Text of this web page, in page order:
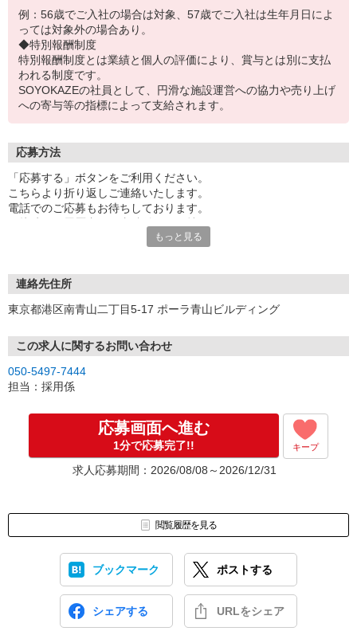
例：56歳でご入社の場合は対象、57歳でご入社は生年月日によ
っては対象外の場合あり。
◆特別報酬制度
特別報酬制度とは業績と個人の評価により、賞与とは別に支払
われる制度です。
SOYOKAZEの社員として、円滑な施設運営への協力や売り上げ
への寄与等の指標によって支給されます。
応募方法
「応募する」ボタンをご利用ください。
こちらより折り返しご連絡いたします。
電話でのご応募もお待ちしております。
※お電話でのお問い合わせは、光IP電話、及びIP電話からはご利用
もっと見る
連絡先住所
東京都港区南青山二丁目5-17 ポーラ青山ビルディング
この求人に関するお問い合わせ
050-5497-7444
担当：採用係
応募画面へ進む
1分で応募完了!! キープ
求人応募期間：2026/08/08～2026/12/31
閲覧履歴を見る
ブックマーク ポストする
シェアする URLをシェア